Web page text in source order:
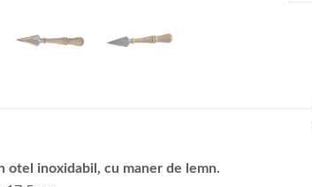
otel inoxidabil, cu maner de lemn.